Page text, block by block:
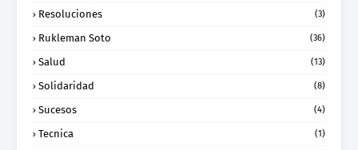
Resoluciones (3)
Rukleman Soto (36)
Salud (13)
Solidaridad (8)
Sucesos (4)
Tecnica (1)